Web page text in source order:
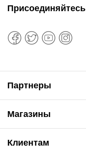
Магазины
ул. Рабочая, 2-а
Клиентам
Присоединяйтесь
Партнеры
Сервис колористам